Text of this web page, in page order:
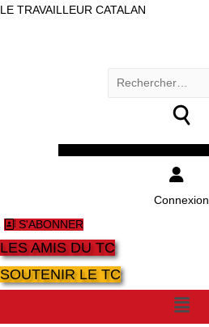
LE TRAVAILLEUR CATALAN
Rechercher :
Connexion
S'ABONNER
LES AMIS DU TC
SOUTENIR LE TC
Menu